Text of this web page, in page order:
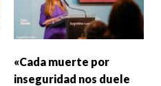
«Cada muerte por
inseguridad nos duele